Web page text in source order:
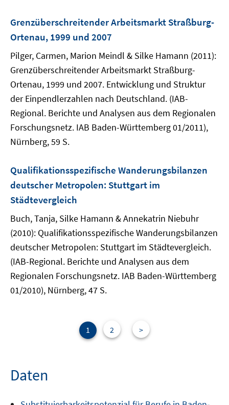
Grenzüberschreitender Arbeitsmarkt Straßburg-
Ortenau, 1999 und 2007
Pilger, Carmen, Marion Meindl & Silke Hamann (2011):
Grenzüberschreitender Arbeitsmarkt Straßburg-
Ortenau, 1999 und 2007. Entwicklung und Struktur
der Einpendlerzahlen nach Deutschland. (IAB-
Regional. Berichte und Analysen aus dem Regionalen
Forschungsnetz. IAB Baden-Württemberg 01/2011),
Nürnberg, 59 S.
Qualifikationsspezifische Wanderungsbilanzen
deutscher Metropolen: Stuttgart im
Städtevergleich
Buch, Tanja, Silke Hamann & Annekatrin Niebuhr
(2010): Qualifikationsspezifische Wanderungsbilanzen
deutscher Metropolen: Stuttgart im Städtevergleich.
(IAB-Regional. Berichte und Analysen aus dem
Regionalen Forschungsnetz. IAB Baden-Württemberg
01/2010), Nürnberg, 47 S.
1 2 >
Daten